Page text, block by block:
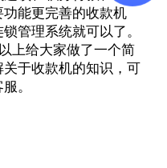
能更完善的收款机
管理系统就可以了。
上给大家做了一个简
于收款机的知识，可
。